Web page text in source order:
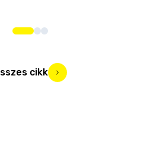
cikk